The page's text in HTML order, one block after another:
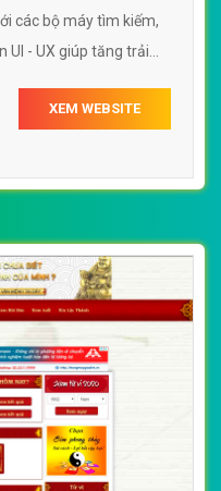
các bộ máy tìm kiếm,
UI - UX giúp tăng trải
XEM WEBSITE